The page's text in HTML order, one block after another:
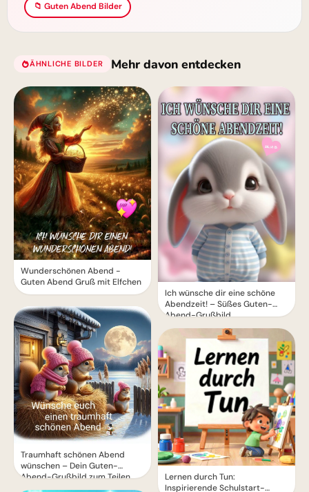
📁 Guten Abend Bilder
ÄHNLICHE BILDER Mehr davon entdecken
Wunderschönen Abend -
Guten Abend Gruß mit Elfchen
Traumhaft schönen Abend
wünschen – Dein Guten-
Abend-Grußbild zum Teilen
Ich wünsche dir eine schöne
Abendzeit! – Süßes Guten-
Abend-Grußbild
Lernen durch Tun:
Inspirierende Schulstart-